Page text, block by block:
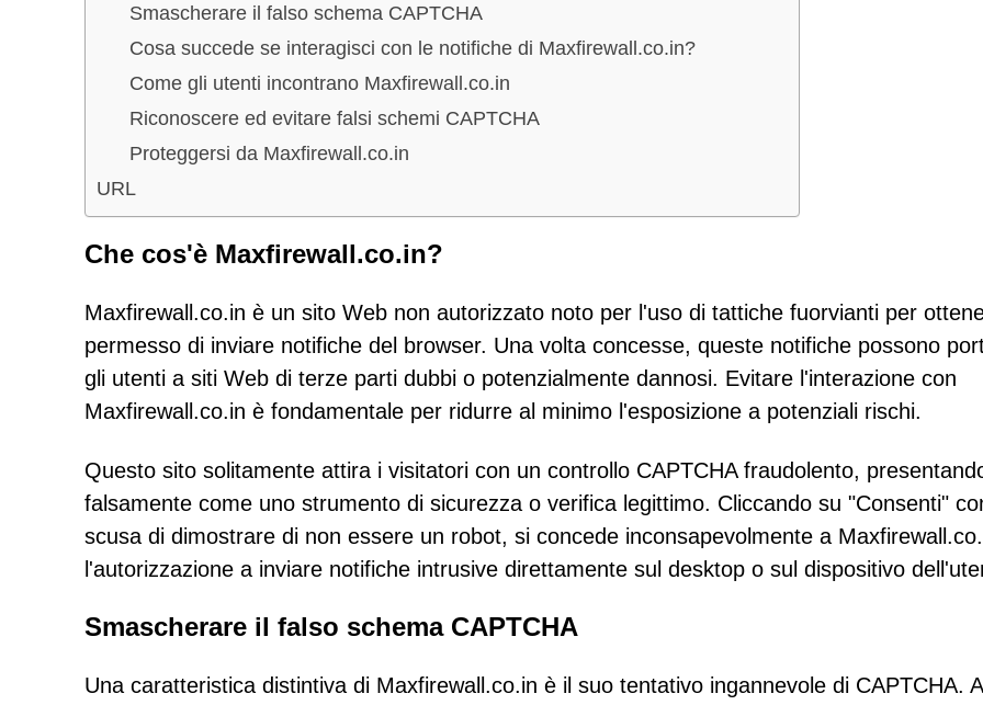
Smascherare il falso schema CAPTCHA
Cosa succede se interagisci con le notifiche di Maxfirewall.co.in?
Come gli utenti incontrano Maxfirewall.co.in
Riconoscere ed evitare falsi schemi CAPTCHA
Proteggersi da Maxfirewall.co.in
URL
Che cos'è Maxfirewall.co.in?
Maxfirewall.co.in è un sito Web non autorizzato noto per l'uso di tattiche fuorvianti per
permesso di inviare notifiche del browser. Una volta concesse, queste notifiche possono
gli utenti a siti Web di terze parti dubbi o potenzialmente dannosi. Evitare l'interazione con
Maxfirewall.co.in è fondamentale per ridurre al minimo l'esposizione a potenziali rischi.
Questo sito solitamente attira i visitatori con un controllo CAPTCHA fraudolento,
falsamente come uno strumento di sicurezza o verifica legittimo. Cliccando su "Consenti"
scusa di dimostrare di non essere un robot, si concede inconsapevolmente a
l'autorizzazione a inviare notifiche intrusive direttamente sul desktop o sul dispositivo
Smascherare il falso schema CAPTCHA
Una caratteristica distintiva di Maxfirewall.co.in è il suo tentativo ingannevole di CAPTCHA.